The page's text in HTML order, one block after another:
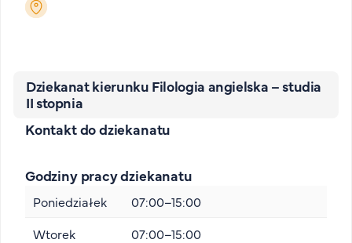
Dziekanat kierunku Filologia angielska – studia
II stopnia
Kontakt do dziekanatu
Godziny pracy dziekanatu
Poniedziałek
07:00–15:00
Wtorek
07:00–15:00